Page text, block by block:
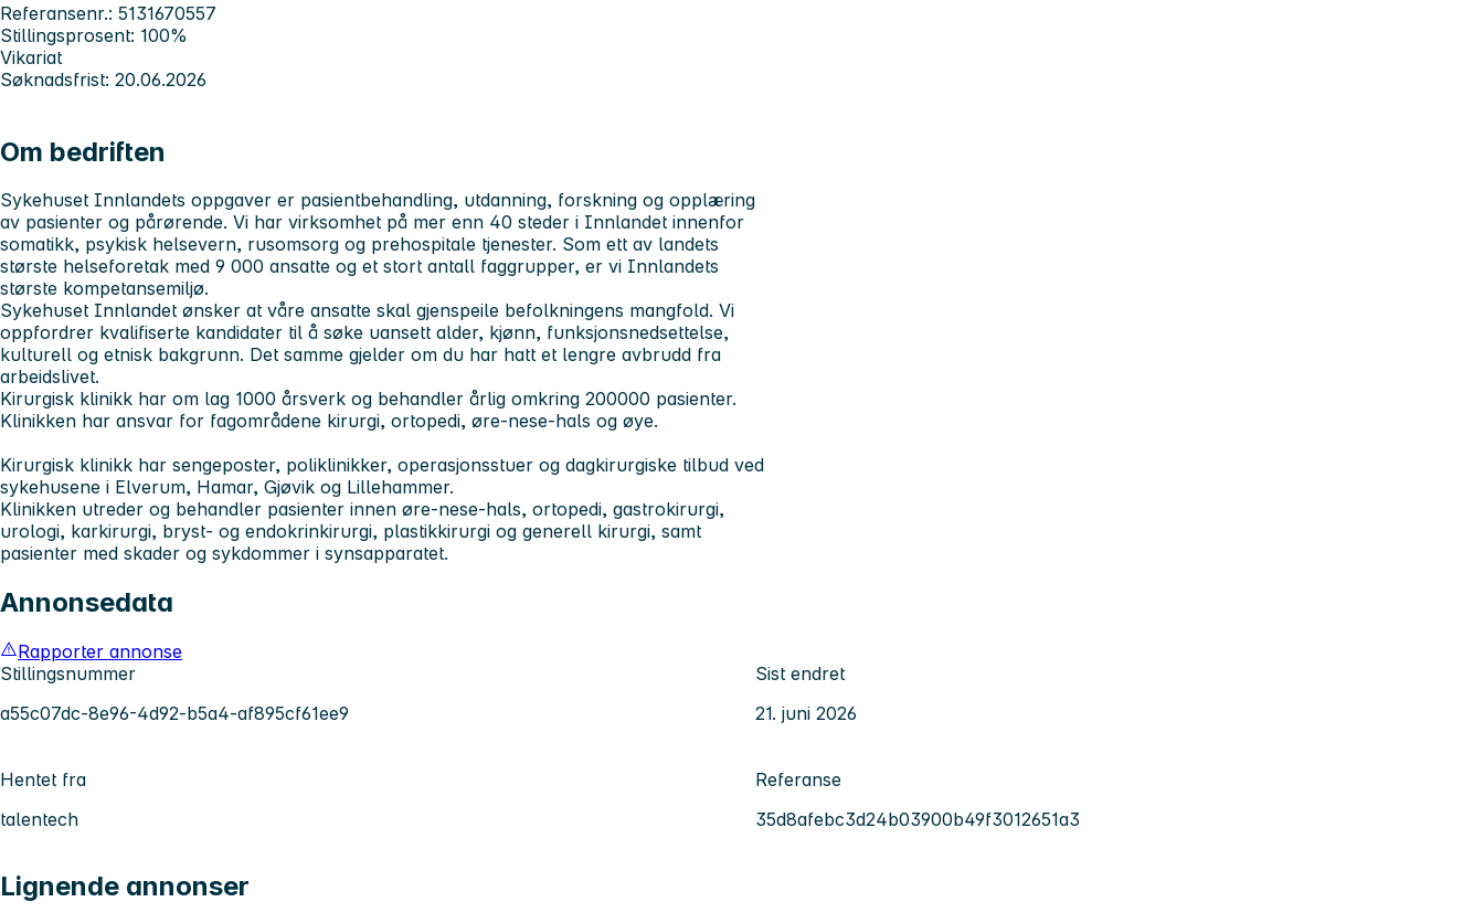
Referansenr.: 5131670557
Stillingsprosent: 100%
Vikariat
Søknadsfrist: 20.06.2026
Om bedriften
Sykehuset Innlandets oppgaver er pasientbehandling, utdanning, forskning og opplæring
av pasienter og pårørende. Vi har virksomhet på mer enn 40 steder i Innlandet innenfor
somatikk, psykisk helsevern, rusomsorg og prehospitale tjenester. Som ett av landets
største helseforetak med 9 000 ansatte og et stort antall faggrupper, er vi Innlandets
største kompetansemiljø.
Sykehuset Innlandet ønsker at våre ansatte skal gjenspeile befolkningens mangfold. Vi
oppfordrer kvalifiserte kandidater til å søke uansett alder, kjønn, funksjonsnedsettelse,
kulturell og etnisk bakgrunn. Det samme gjelder om du har hatt et lengre avbrudd fra
arbeidslivet.
Kirurgisk klinikk har om lag 1000 årsverk og behandler årlig omkring 200000 pasienter.
Klinikken har ansvar for fagområdene kirurgi, ortopedi, øre-nese-hals og øye.
Kirurgisk klinikk har sengeposter, poliklinikker, operasjonsstuer og dagkirurgiske tilbud ved
sykehusene i Elverum, Hamar, Gjøvik og Lillehammer.
Klinikken utreder og behandler pasienter innen øre-nese-hals, ortopedi, gastrokirurgi,
urologi, karkirurgi, bryst- og endokrinkirurgi, plastikkirurgi og generell kirurgi, samt
pasienter med skader og sykdommer i synsapparatet.
Annonsedata
Rapporter annonse
Stillingsnummer
a55c07dc-8e96-4d92-b5a4-af895cf61ee9
Sist endret
21. juni 2026
Hentet fra
talentech
Referanse
35d8afebc3d24b03900b49f3012651a3
Lignende annonser